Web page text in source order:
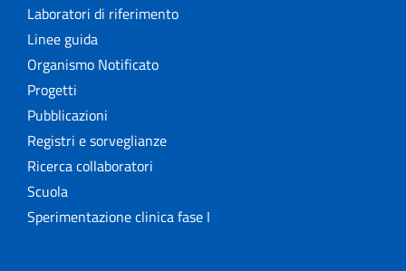
Laboratori di riferimento
Linee guida
Organismo Notificato
Progetti
Pubblicazioni
Registri e sorveglianze
Ricerca collaboratori
Scuola
Sperimentazione clinica fase I